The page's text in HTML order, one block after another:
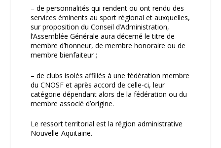
– de personnalités qui rendent ou ont rendu des
services éminents au sport régional et auxquelles,
sur proposition du Conseil d’Administration,
l’Assemblée Générale aura décerné le titre de
membre d’honneur, de membre honoraire ou de
membre bienfaiteur ;
– de clubs isolés affiliés à une fédération membre
du CNOSF et après accord de celle-ci, leur
catégorie dépendant alors de la fédération ou du
membre associé d’origine.
Le ressort territorial est la région administrative
Nouvelle-Aquitaine.